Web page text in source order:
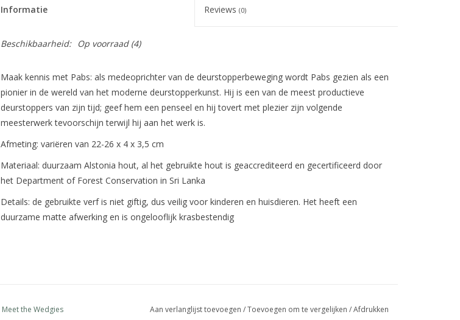
Informatie Reviews(0)
Beschikbaarheid: Op voorraad(4)
Maak kennis met Pabs: als medeoprichter van de deurstopperbeweging wordt Pabs gezien als een
pionier in de wereld van het moderne deurstopperkunst. Hij is een van de meest productieve
deurstoppers van zijn tijd; geef hem een ​​penseel en hij tovert met plezier zijn volgende
meesterwerk tevoorschijn terwijl hij aan het werk is.
Afmeting: variëren van 22-26 x 4 x 3,5 cm
Materiaal: duurzaam Alstonia hout, al het gebruikte hout is geaccrediteerd en gecertificeerd door
het Department of Forest Conservation in Sri Lanka
Details: de gebruikte verf is niet giftig, dus veilig voor kinderen en huisdieren. Het heeft een
duurzame matte afwerking en is ongelooflijk krasbestendig
Meet the Wedgies Aan verlanglijst toevoegen /Toevoegen om te vergelijken /Afdrukken